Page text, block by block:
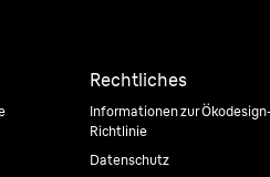
Rechtliches
Informationen zur
Richtlinie
Datenschutz